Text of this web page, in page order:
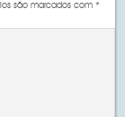
são marcados com*